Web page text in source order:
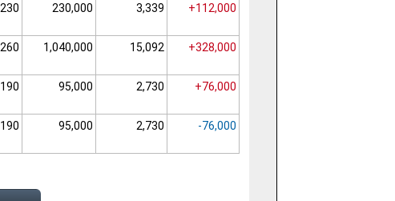
230 230,000 3,339 +112,000
260 1,040,000 15,092 +328,000
190 95,000 2,730 +76,000
190 95,000 2,730 -76,000